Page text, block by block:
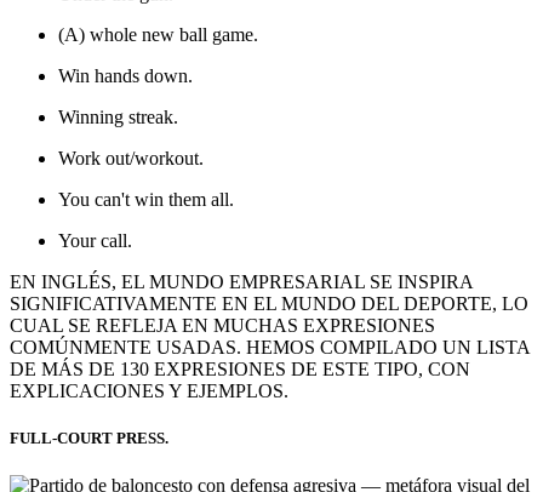
(A) whole new ball game.
Win hands down.
Winning streak.
Work out/workout.
You can't win them all.
Your call.
EN INGLÉS, EL MUNDO EMPRESARIAL SE INSPIRA
SIGNIFICATIVAMENTE EN EL MUNDO DEL DEPORTE, LO
CUAL SE REFLEJA EN MUCHAS EXPRESIONES
COMÚNMENTE USADAS. HEMOS COMPILADO UN LISTA
DE MÁS DE 130 EXPRESIONES DE ESTE TIPO, CON
EXPLICACIONES Y EJEMPLOS.
FULL-COURT PRESS.